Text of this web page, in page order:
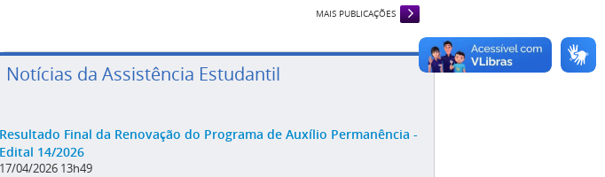
MAIS PUBLICAÇÕES
Notícias da Assistência Estudantil
Resultado Final da Renovação do Programa de Auxílio Permanência -
Edital 14/2026
17/04/2026 13h49